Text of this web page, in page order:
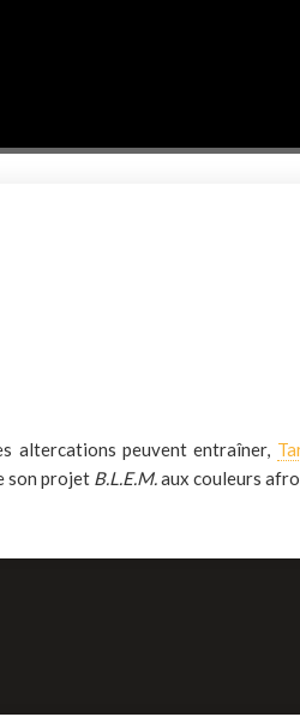
altercations peuvent entraîner,
son projet B.L.E.M.aux couleurs